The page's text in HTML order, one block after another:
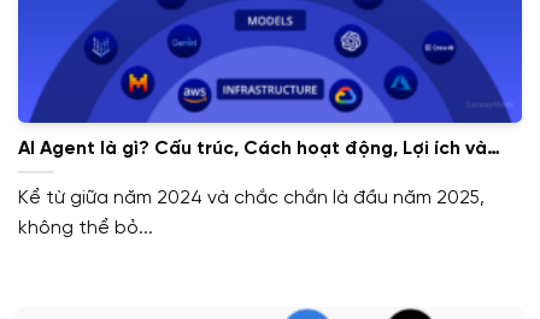
AI Agent là gì? Cấu trúc, Cách hoạt động, Lợi ích và
ứng dụng của AI Agent
Kể từ giữa năm 2024 và chắc chắn là đầu năm 2025,
không thể bỏ...